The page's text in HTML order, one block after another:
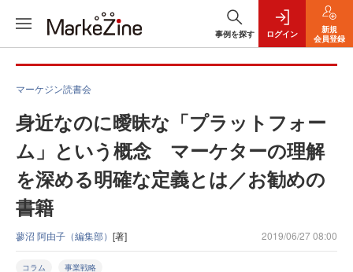
事例を探す ログイン
新規
会員登録
マーケジン読書会
身近なのに曖昧な「プラットフォー
ム」という概念 マーケターの理解
を深める明確な定義とは／お勧めの
書籍
蓼沼 阿由子（編集部） [著] 2019/06/27 08:00
コラム 事業戦略